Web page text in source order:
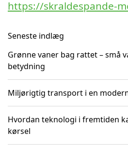
https://skraldespande-
Seneste indlæg
Grønne vaner bag rattet – små
betydning
Miljørigtig transport i en
Hvordan teknologi i fremtiden
kørsel